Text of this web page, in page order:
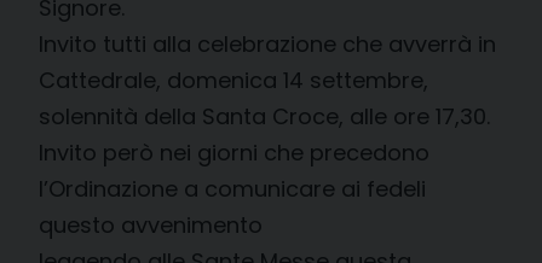
Signore.
Invito tutti alla celebrazione che avverrà in
Cattedrale, domenica 14 settembre,
solennità della Santa Croce, alle ore 17,30.
Invito però nei giorni che precedono
l’Ordinazione a comunicare ai fedeli
questo avvenimento